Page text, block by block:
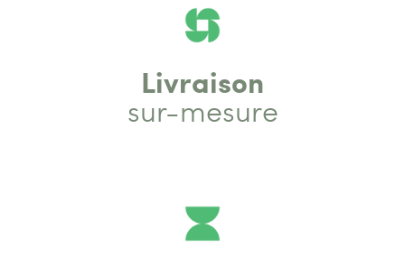
Livraison
sur-mesure